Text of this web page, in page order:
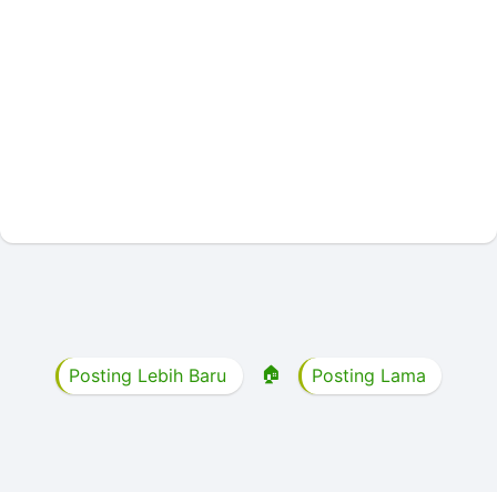
Posting Lebih Baru 🏠 Posting Lama